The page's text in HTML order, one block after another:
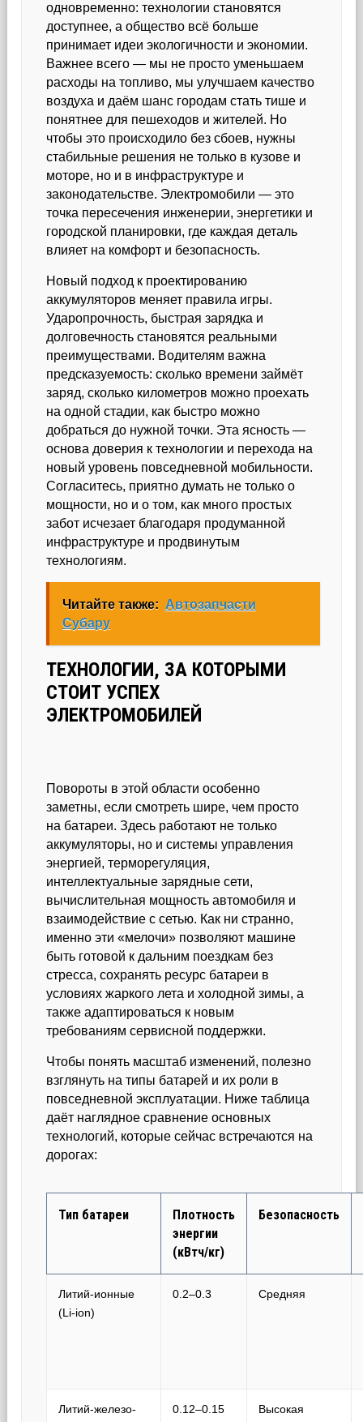
одновременно: технологии становятся
доступнее, а общество всё больше
принимает идеи экологичности и экономии.
Важнее всего — мы не просто уменьшаем
расходы на топливо, мы улучшаем качество
воздуха и даём шанс городам стать тише и
понятнее для пешеходов и жителей. Но
чтобы это происходило без сбоев, нужны
стабильные решения не только в кузове и
моторе, но и в инфраструктуре и
законодательстве. Электромобили — это
точка пересечения инженерии, энергетики и
городской планировки, где каждая деталь
влияет на комфорт и безопасность.
Новый подход к проектированию
аккумуляторов меняет правила игры.
Ударопрочность, быстрая зарядка и
долговечность становятся реальными
преимуществами. Водителям важна
предсказуемость: сколько времени займёт
заряд, сколько километров можно проехать
на одной стадии, как быстро можно
добраться до нужной точки. Эта ясность —
основа доверия к технологии и перехода на
новый уровень повседневной мобильности.
Согласитесь, приятно думать не только о
мощности, но и о том, как много простых
забот исчезает благодаря продуманной
инфраструктуре и продвинутым
технологиям.
Читайте также: Автозапчасти
Субару
ТЕХНОЛОГИИ, ЗА КОТОРЫМИ
СТОИТ УСПЕХ
ЭЛЕКТРОМОБИЛЕЙ
Повороты в этой области особенно
заметны, если смотреть шире, чем просто
на батареи. Здесь работают не только
аккумуляторы, но и системы управления
энергией, терморегуляция,
интеллектуальные зарядные сети,
вычислительная мощность автомобиля и
взаимодействие с сетью. Как ни странно,
именно эти «мелочи» позволяют машине
быть готовой к дальним поездкам без
стресса, сохранять ресурс батареи в
условиях жаркого лета и холодной зимы, а
также адаптироваться к новым
требованиям сервисной поддержки.
Чтобы понять масштаб изменений, полезно
взглянуть на типы батарей и их роли в
повседневной эксплуатации. Ниже таблица
даёт наглядное сравнение основных
технологий, которые сейчас встречаются на
дорогах:
Тип батареи
Плотность
энергии
(кВтч/кг)
Безопасность
Литий-ионные
(Li-ion)
0.2–0.3 Средняя
Литий-железо-
0.12–0.15 Высокая